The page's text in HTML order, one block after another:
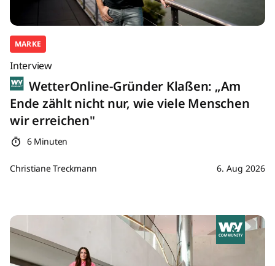
MARKE
Interview
WetterOnline-Gründer Klaßen: „Am
Ende zählt nicht nur, wie viele Menschen
wir erreichen"
6 Minuten
Christiane Treckmann 6. Aug 2026